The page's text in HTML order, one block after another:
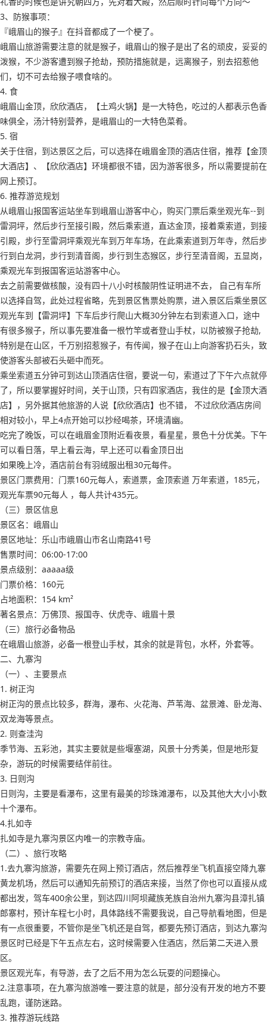
3、防猴事项：
『峨眉山的猴子』在抖音都成了一个梗了。
峨眉山旅游需要注意的就是猴子，峨眉山的猴子是出了名的顽皮，妥妥的
泼猴，不少游客遭到猴子抢劫，预防措施就是，远离猴子，别去招惹他
们，切不可去给猴子喂食啥的。
4. 食
峨眉山金顶，欣欣酒店，【土鸡火锅】是一大特色，吃过的人都表示色香
味俱全，汤汁特别营养，是峨眉山的一大特色菜肴。
5. 宿
关于住宿，到达景区之后，可以选择在峨眉金顶的酒店住宿，推荐【金顶
大酒店】、【欣欣酒店】环境都很不错，因为游客很多，所以需要提前在
网上预订。
6. 推荐游览规划
从峨眉山报国客运站坐车到峨眉山游客中心，购买门票后乘坐观光车--到
雷洞坪，然后步行至接引殿，然后乘索道，直达金顶，接着乘索道，到接
引殿，步行至雷洞坪乘观光车到万年车场，在此乘索道到万年寺，然后步
行到白龙洞，步行到清音阁，步行到生态猴区，步行至清音阁，五显岗，
乘观光车到报国客运站游客中心。
去之前需要做核酸，没有四十八小时核酸阴性证明进不去， 自己有车所
以选择自驾，此处过程省略，先到景区售票处购票，进入景区后乘坐景区
观光车到【雷洞坪】下车后步行爬山大概30分钟左右到索道入口，途中
有很多猴子，所以事先要准备一根竹竿或者登山手杖，以防被猴子抢劫,
特别是在山区，千万别招惹猴子，有传闻，猴子在山上向游客扔石头，致
使游客头部被石头砸中而死。
乘坐索道五分钟可到达山顶酒店住宿，要说一句，索道过了下午六点就停
了，所以要掌握好时间，关于山顶，只有四家酒店，我住的是【金顶大酒
店】，另外据其他旅游的人说【欣欣酒店】也不错， 不过欣欣酒店房间
相对较小，早上4点开始可以抄经喝茶，环境清幽。
吃完了晚饭，可以在峨眉金顶附近看夜景，看星星，景色十分优美。下午
可以看日落，早上看云海，早上还可以看金顶日出
如果晚上冷，酒店前台有羽绒服出租30元每件。
景区门票费用：门票160元每人，索道票，金顶索道 万年索道，185元，
观光车票90元每人 ，每人共计435元。
（三）景区信息
景区名：峨眉山
景区地址：乐山市峨眉山市名山南路41号
售票时间：06:00-17:00
景点级别：aaaaa级
门票价格：160元
占地面积：154 km²
著名景点：万佛顶、报国寺、伏虎寺、峨眉十景
（三）旅行必备物品
在峨眉山旅游，必备一根登山手杖，其余的就是背包，水杯，外套等。
二、九寨沟
（一）、主要景点
1. 树正沟
树正沟的景点比较多，群海，瀑布、火花海、芦苇海、盆景滩、卧龙海、
双龙海等景点。
2. 则查洼沟
季节海、五彩池，其实主要就是些堰塞湖，风景十分秀美，但是地形复
杂，游玩的时候需要结伴前往。
3. 日则沟
日则沟，主要是看瀑布，这里有最美的珍珠滩瀑布，以及其他大大小小数
十个瀑布。
4.扎如寺
扎如寺是九寨沟景区内唯一的宗教寺庙。
（二）、旅行攻略
1.去九寨沟旅游，需要先在网上预订酒店，然后推荐坐飞机直接空降九寨
黄龙机场，然后可以通知先前预订的酒店来接，当然了你也可以直接从成
都出发，驾车400余公里，到达四川阿坝藏族羌族自治州九寨沟县漳扎镇
郎寨村，预计车程七小时，具体路线不需要我说，自己导航看地图，但是
有一点很重要，不管你是坐飞机还是自驾，都要先预订酒店，到达九寨沟
景区时已经是下午五点左右，这时候需要入住酒店，然后第二天进入景
区。
景区观光车，有导游，去了之后不用为怎么玩耍的问题操心。
2.注意事项，在九寨沟旅游唯一要注意的就是，部分没有开发的地方不要
乱跑，谨防迷路。
3. 推荐游玩线路